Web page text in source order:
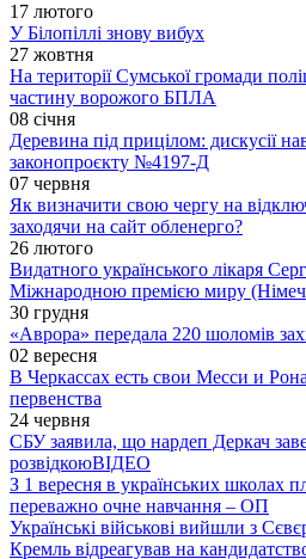
17 лютого
У Білопіллі знову вибух
27 жовтня
На території Сумської громади
частину ворожого БПЛА
08 січня
Деревина під прицілом: дискусії
законопроєкту №4197-Д
07 червня
Як визначити свою чергу на
заходячи на сайт обленерго?
26 лютого
Видатного українського лікаря
Міжнародною премією миру
30 грудня
«Аврора» передала 220 шоломів
02 вересня
В Черкассах есть свои Месси и
первенства
24 червня
СБУ заявила, що нардеп Деркач
розвідкоюВІДЕО
З 1 вересня в українських школах
переважно очне навчання – ОП
Українські військові вийшли з
Кремль відреагував на